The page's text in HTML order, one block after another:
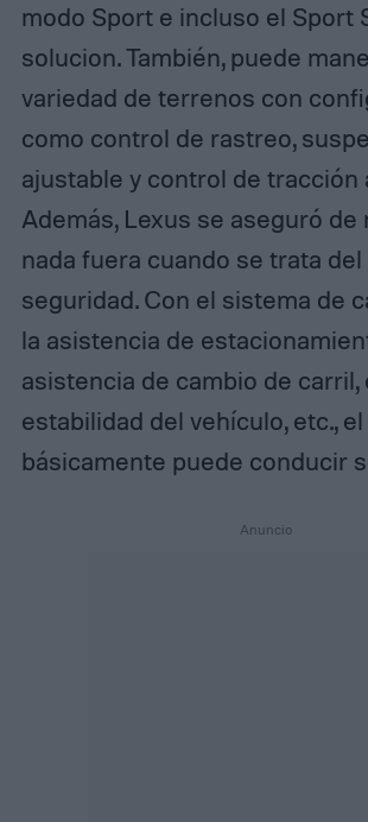
modo Sport e incluso el Sport
solucion. También, puede
variedad de terrenos con
como control de rastreo,
ajustable y control de tracción
Además, Lexus se aseguró de
nada fuera cuando se trata
seguridad. Con el sistema de
la asistencia de
asistencia de cambio de
estabilidad del vehículo, etc.,
básicamente puede conducir